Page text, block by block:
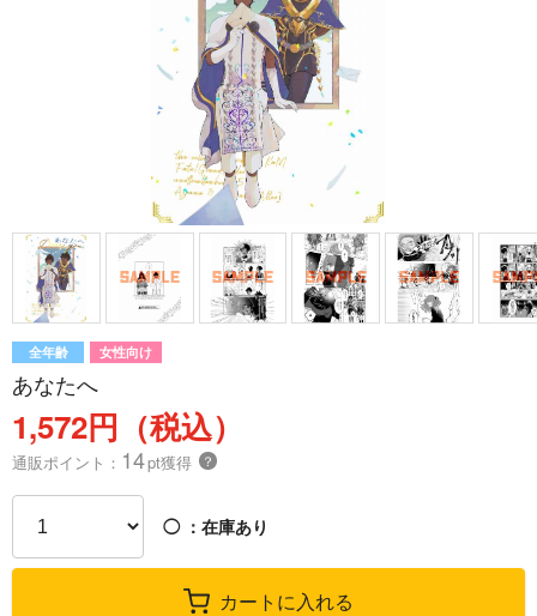
全年齢 女性向け
あなたへ
1,572円（税込）
通販ポイント： 14pt獲得 ？
◯ ：在庫あり
カートに入れる